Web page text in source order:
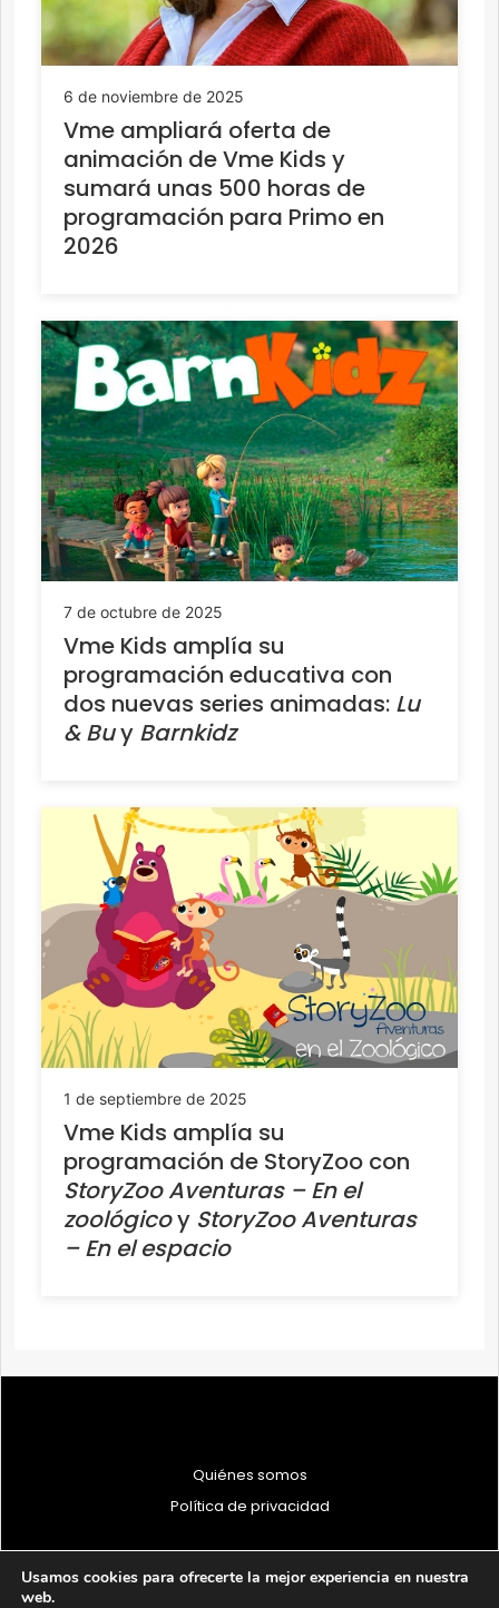
6 de noviembre de 2025
Vme ampliará oferta de
animación de Vme Kids y
sumará unas 500 horas de
programación para Primo en
2026
7 de octubre de 2025
Vme Kids amplía su
programación educativa con
dos nuevas series animadas: Lu
& Buy Barnkidz
1 de septiembre de 2025
Vme Kids amplía su
programación de StoryZoo con
StoryZoo Aventuras – En el
zoológicoy StoryZoo Aventuras
– En el espacio
Quiénes somos
Política de privacidad
Usamos cookies para ofrecerte la mejor experiencia en nuestra
web.